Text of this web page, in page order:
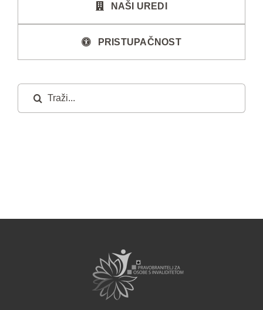
NAŠI UREDI
PRISTUPAČNOST
Traži...